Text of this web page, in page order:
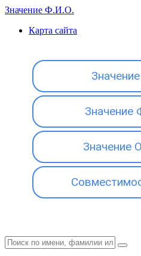
Значение Ф.И.О.
Карта сайта
Значение
Значение